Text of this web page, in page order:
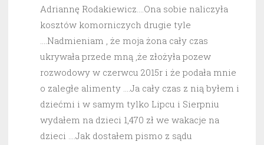
Adriannę Rodakiewicz….Ona sobie naliczyła
kosztów komorniczych drugie tyle
….Nadmieniam , że moja żona cały czas
ukrywała przede mną ,że złożyła pozew
rozwodowy w czerwcu 2015r i że podała mnie
o zaległe alimenty ….Ja cały czas z nią byłem i
dziećmi i w samym tylko Lipcu i Sierpniu
wydałem na dzieci 1,470 zł we wakacje na
dzieci ….Jak dostałem pismo z sądu